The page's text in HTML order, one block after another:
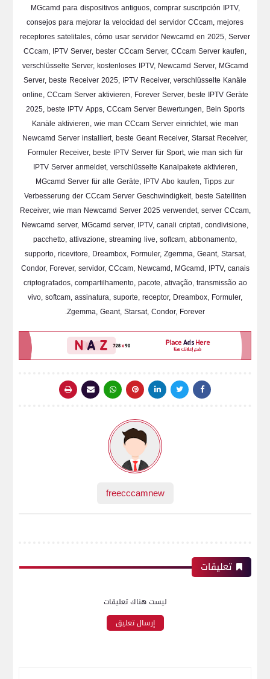
MGcamd para dispositivos antiguos, comprar suscripción IPTV,
consejos para mejorar la velocidad del servidor CCcam, mejores
receptores satelitales, cómo usar servidor Newcamd en 2025, Server
CCcam, IPTV Server, bester CCcam Server, CCcam Server kaufen,
verschlüsselte Server, kostenloses IPTV, Newcamd Server, MGcamd
Server, beste Receiver 2025, IPTV Receiver, verschlüsselte Kanäle
online, CCcam Server aktivieren, Forever Server, beste IPTV Geräte
2025, beste IPTV Apps, CCcam Server Bewertungen, Bein Sports
Kanäle aktivieren, wie man CCcam Server einrichtet, wie man
Newcamd Server installiert, beste Geant Receiver, Starsat Receiver,
Formuler Receiver, beste IPTV Server für Sport, wie man sich für
IPTV Server anmeldet, verschlüsselte Kanalpakete aktivieren,
MGcamd Server für alte Geräte, IPTV Abo kaufen, Tipps zur
Verbesserung der CCcam Server Geschwindigkeit, beste Satelliten
Receiver, wie man Newcamd Server 2025 verwendet, server CCcam,
Newcamd server, MGcamd server, IPTV, canali criptati, condivisione,
pacchetto, attivazione, streaming live, softcam, abbonamento,
supporto, ricevitore, Dreambox, Formuler, Zgemma, Geant, Starsat,
Condor, Forever, servidor, CCcam, Newcamd, MGcamd, IPTV, canais
criptografados, compartilhamento, pacote, ativação, transmissão ao
vivo, softcam, assinatura, suporte, receptor, Dreambox, Formuler,
Zgemma, Geant, Starsat, Condor, Forever.
freecccamnew
تعليقات
ليست هناك تعليقات
إرسال تعليق